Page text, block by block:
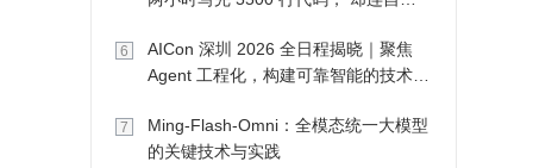
6
AICon 深圳 2026 全日程揭晓｜聚焦
Agent 工程化，构建可靠智能的技术路
7
Ming-Flash-Omni：全模态统一大模型
的关键技术与实践